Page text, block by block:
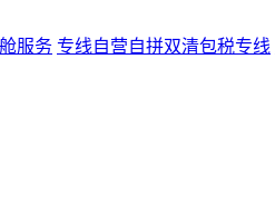
服务 专线自营自拼双清包税专线